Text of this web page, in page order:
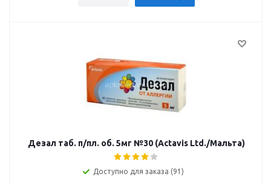
Дезал таб. п/пл. об. 5мг №30 (Actavis Ltd./Мальта)
Доступно для заказа (91)